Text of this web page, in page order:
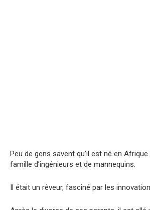
Peu de gens savent qu’il est né en
famille d’ingénieurs et de mannequins.
Il était un rêveur, fasciné par les